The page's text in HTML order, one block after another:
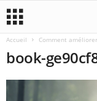
Accueil Comment
book-